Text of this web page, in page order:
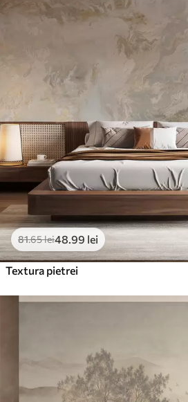
81.65lei48 .99 lei
Textura pietrei